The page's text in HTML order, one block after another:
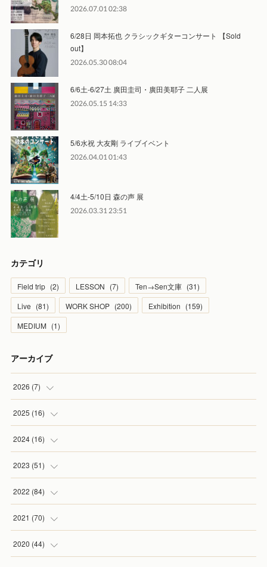
2026.07.01 02:38
6/28日 岡本拓也 クラシックギターコンサート 【Sold
out】
2026.05.30 08:04
6/6土-6/27土 廣田圭司・廣田美耶子 二人展
2026.05.15 14:33
5/6水祝 大友剛 ライブイベント
2026.04.01 01:43
4/4土-5/10日 森の声 展
2026.03.31 23:51
カテゴリ
Field trip (2) LESSON (7) Ten→Sen文庫 (31)
Live (81) WORK SHOP (200) Exhibition (159)
MEDIUM (1)
アーカイブ
2026 (7)
(1
(2
(2
(1
2025 (16)
(2
(1
(2
(1
2024 (16)
(3
(2
(3
(1
2023 (51)
(1
(4
(6
2022 (84)
(9
(2
2021 (70)
(10 )
2020 (44)